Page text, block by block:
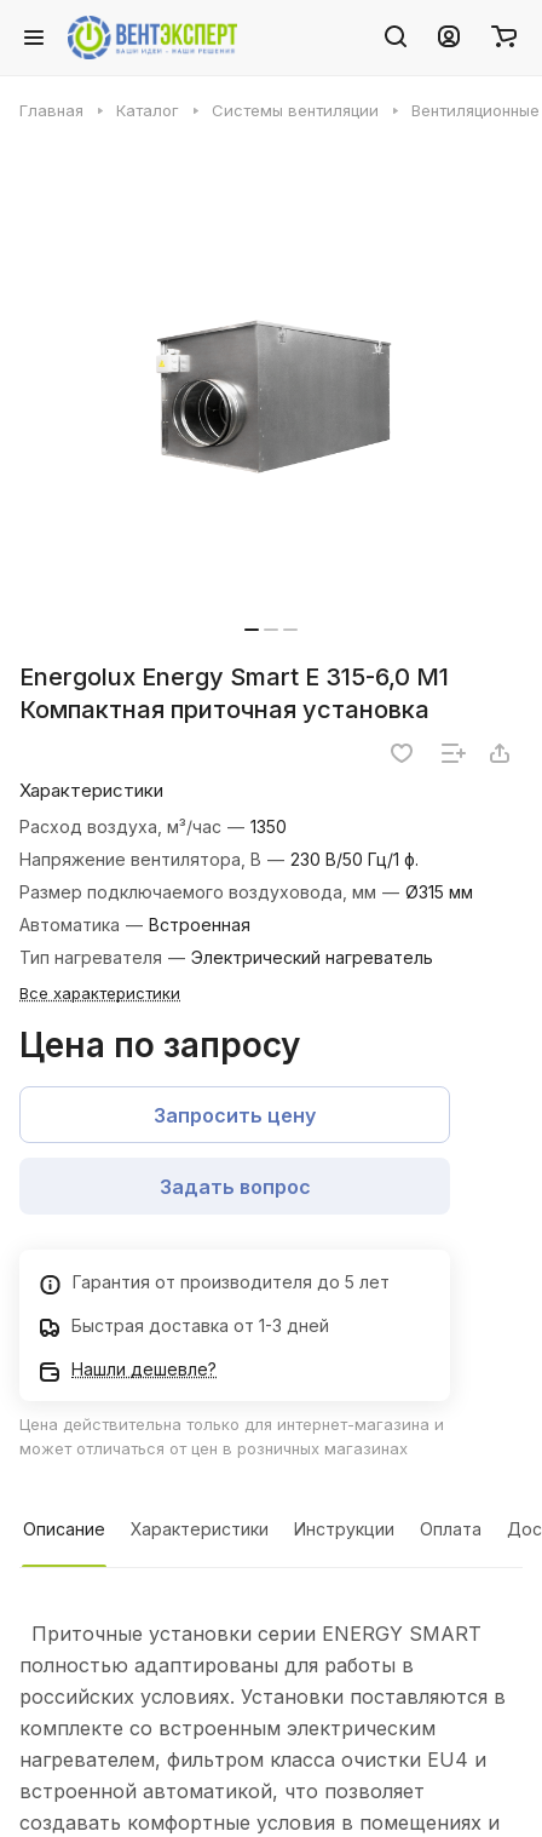
Главная Каталог Системы вентиляции
Energolux Energy Smart E 315-6,0 M1
Компактная приточная установка
Характеристики
Расход воздуха, м³/час — 1350
Напряжение вентилятора, В — 230 В/50 Гц/1 ф.
Размер подключаемого воздуховода, мм — Ø315 мм
Автоматика — Встроенная
Тип нагревателя — Электрический нагреватель
Все характеристики
Цена по запросу
Запросить цену
Задать вопрос
Гарантия от производителя до 5 лет
Быстрая доставка от 1-3 дней
Нашли дешевле?
Цена действительна только для интернет-магазина и
может отличаться от цен в розничных магазинах
Описание Характеристики Инструкции Оплата
Приточные установки серии ENERGY SMART
полностью адаптированы для работы в
российских условиях. Установки поставляются в
комплекте со встроенным электрическим
нагревателем, фильтром класса очистки EU4 и
встроенной автоматикой, что позволяет
создавать комфортные условия в помещениях и